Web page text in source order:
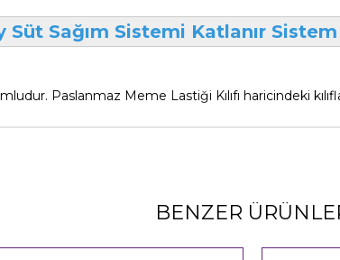
Süt Sağım Sistemi Katlanır Sistem
Paslanmaz Meme Lastiği Kılıfı haricindeki
BENZER